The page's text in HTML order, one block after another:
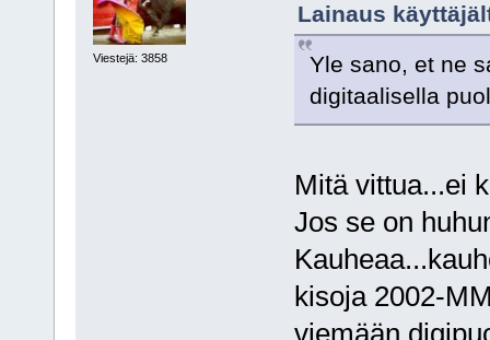
Viestejä: 3858
Lainaus
Yle sano, et ne
digitaalisella
Mitä vittua...ei
Jos se on
kisoja 2002-